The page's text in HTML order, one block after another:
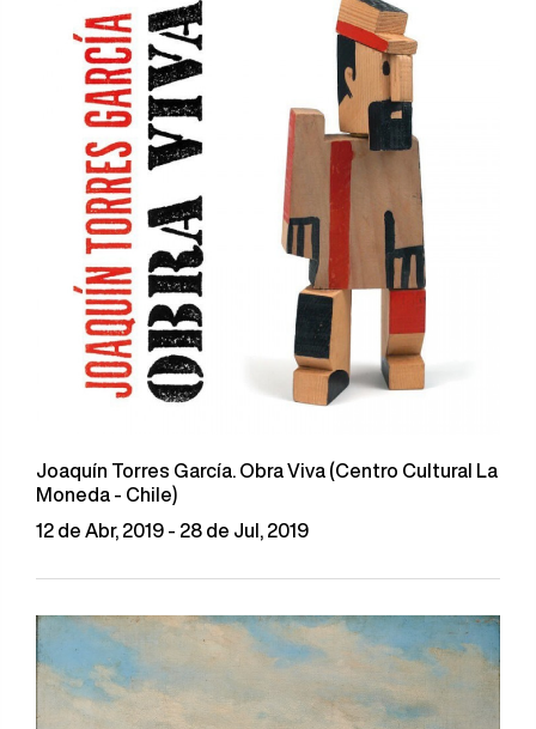
Joaquín Torres García. Obra Viva (Centro Cultural La
Moneda - Chile)
12 de Abr, 2019 - 28 de Jul, 2019